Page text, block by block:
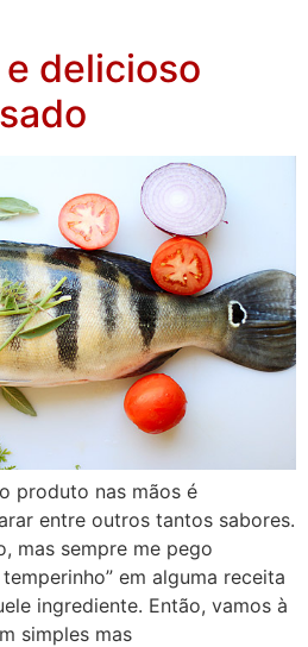
delicioso
produto nas mãos é
entre outros tantos sabores.
mas sempre me pego
em alguma receita
ingrediente. Então, vamos à
simples mas